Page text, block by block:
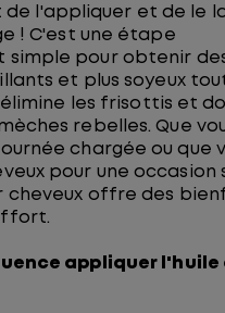
de l'appliquer et de le
! C'est une étape
simple pour obtenir
et plus soyeux
élimine les frisottis et
rebelles. Que
chargée ou que
pour une occasion
cheveux offre des
appliquer l'huile